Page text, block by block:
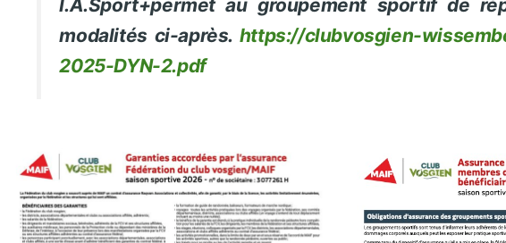
I.A.Sport+permet au groupement sportif de
modalités ci-après. https://clubvosgien-
2025-DYN-2.pdf